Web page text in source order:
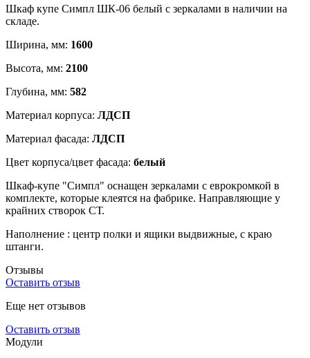
Шкаф купе Симпл ШК-06 белый с зеркалами в наличии на
складе.
Ширина, мм: 1600
Высота, мм: 2100
Глубина, мм: 582
Материал корпуса: ЛДСП
Материал фасада: ЛДСП
Цвет корпуса/цвет фасада: белый
Шкаф-купе "Симпл" оснащен зеркалами с еврокромкой в
комплекте, которые клеятся на фабрике. Направляющие у
крайних створок СТ.
Наполнение : центр полки и ящики выдвижные, с краю
штанги.
Отзывы
Оставить отзыв
Еще нет отзывов
Оставить отзыв
Модули